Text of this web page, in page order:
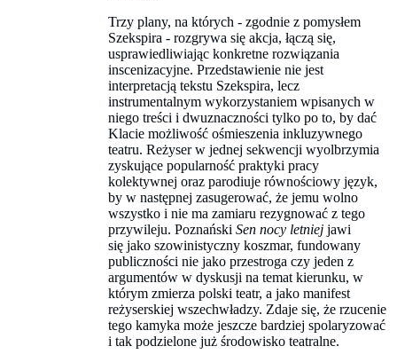
Trzy plany, na których - zgodnie z pomysłem
Szekspira - rozgrywa się akcja, łączą się,
usprawiedliwiając konkretne rozwiązania
inscenizacyjne. Przedstawienie nie jest
interpretacją tekstu Szekspira, lecz
instrumentalnym wykorzystaniem wpisanych w
niego treści i dwuznaczności tylko po to, by dać
Klacie możliwość ośmieszenia inkluzywnego
teatru. Reżyser w jednej sekwencji wyolbrzymia
zyskujące popularność praktyki pracy
kolektywnej oraz parodiuje równościowy język,
by w następnej zasugerować, że jemu wolno
wszystko i nie ma zamiaru rezygnować z tego
przywileju. Poznański Sen nocy letniej jawi
się jako szowinistyczny koszmar, fundowany
publiczności nie jako przestroga czy jeden z
argumentów w dyskusji na temat kierunku, w
którym zmierza polski teatr, a jako manifest
reżyserskiej wszechwładzy. Zdaje się, że rzucenie
tego kamyka może jeszcze bardziej spolaryzować
i tak podzielone już środowisko teatralne.